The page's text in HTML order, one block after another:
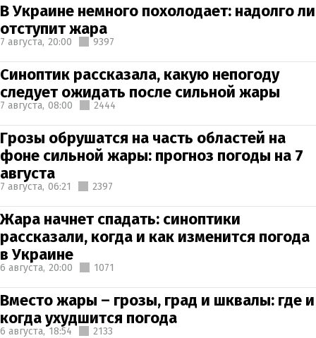
В Украине немного похолодает: надолго ли
отступит жара
7 августа, 20:00 9397
Синоптик рассказала, какую непогоду
следует ожидать после сильной жары
7 августа, 08:00 2444
Грозы обрушатся на часть областей на
фоне сильной жары: прогноз погоды на 7
августа
7 августа, 06:21 2397
Жара начнет спадать: синоптики
рассказали, когда и как изменится погода
в Украине
6 августа, 20:00 1071
Вместо жары – грозы, град и шквалы: где и
когда ухудшится погода
6 августа, 18:54 2133